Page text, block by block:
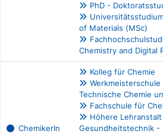
PhD -
of Materials (MSc)
Chemistry and Digital
ChemikerIn
Kolleg für Chemie
Technische Chemie
Fachschule für
Höhere
Gesundheitstechnik -